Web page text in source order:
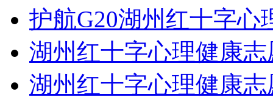
护航G20湖州红十字
湖州红十字心理健康
湖州红十字心理健康